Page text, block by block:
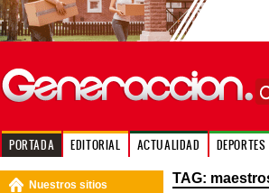
PORTADA EDITORIAL ACTUALIDAD DEPORTES
Nuestros sitios TAG: